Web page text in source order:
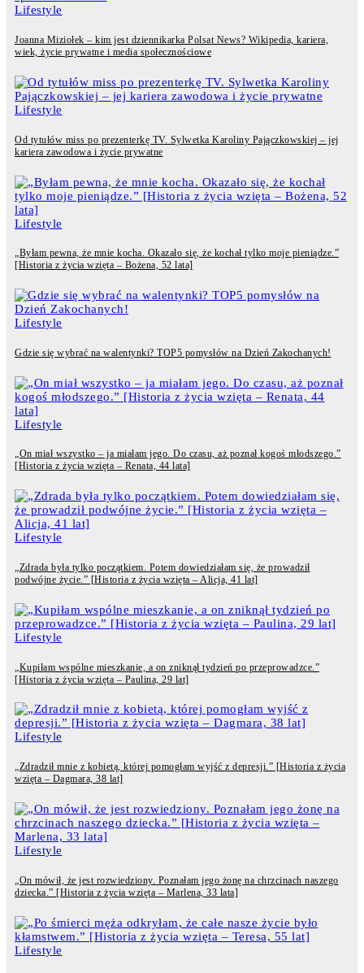
Lifestyle
Joanna Miziołek – kim jest dziennikarka Polsat News? Wikipedia, kariera,
wiek, życie prywatne i media społecznościowe
Lifestyle
Od tytułów miss po prezenterkę TV. Sylwetka Karoliny Pajączkowskiej – jej
kariera zawodowa i życie prywatne
Lifestyle
„Byłam pewna, że mnie kocha. Okazało się, że kochał tylko moje pieniądze.”
[Historia z życia wzięta – Bożena, 52 lata]
Lifestyle
Gdzie się wybrać na walentynki? TOP5 pomysłów na Dzień Zakochanych!
Lifestyle
„On miał wszystko – ja miałam jego. Do czasu, aż poznał kogoś młodszego.”
[Historia z życia wzięta – Renata, 44 lata]
Lifestyle
„Zdrada była tylko początkiem. Potem dowiedziałam się, że prowadził
podwójne życie.” [Historia z życia wzięta – Alicja, 41 lat]
Lifestyle
„Kupiłam wspólne mieszkanie, a on zniknął tydzień po przeprowadzce.”
[Historia z życia wzięta – Paulina, 29 lat]
Lifestyle
„Zdradził mnie z kobietą, której pomogłam wyjść z depresji.” [Historia z życia
wzięta – Dagmara, 38 lat]
Lifestyle
„On mówił, że jest rozwiedziony. Poznałam jego żonę na chrzcinach naszego
dziecka.” [Historia z życia wzięta – Marlena, 33 lata]
Lifestyle